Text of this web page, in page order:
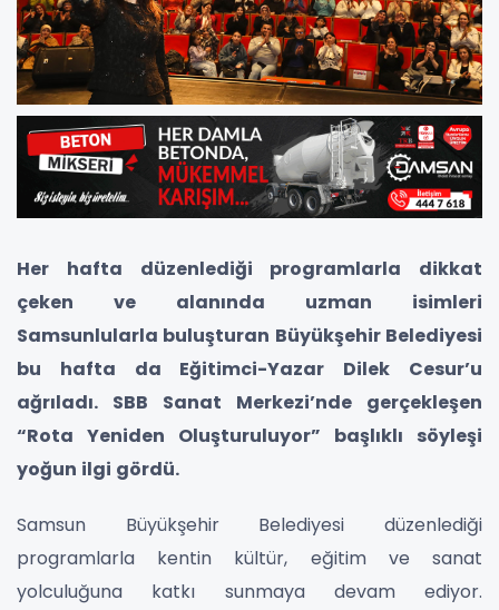
Her hafta düzenlediği programlarla dikkat
çeken ve alanında uzman isimleri
Samsunlularla buluşturan Büyükşehir Belediyesi
bu hafta da Eğitimci-Yazar Dilek Cesur’u
ağrıladı. SBB Sanat Merkezi’nde gerçekleşen
“Rota Yeniden Oluşturuluyor” başlıklı söyleşi
yoğun ilgi gördü.
Samsun Büyükşehir Belediyesi düzenlediği
programlarla kentin kültür, eğitim ve sanat
yolculuğuna katkı sunmaya devam ediyor.